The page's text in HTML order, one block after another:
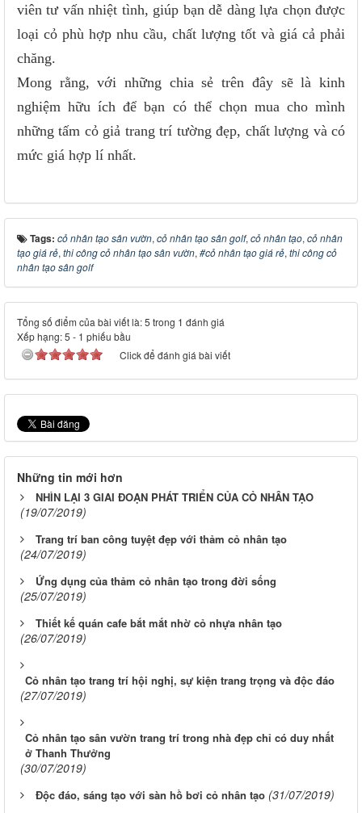
viên tư vấn nhiệt tình, giúp bạn dễ dàng lựa chọn được
loại cỏ phù hợp nhu cầu, chất lượng tốt và giá cả phải
chăng.
Mong rằng, với những chia sẻ trên đây sẽ là kinh
nghiệm hữu ích để bạn có thể chọn mua cho mình
những tấm cỏ giả trang trí tường đẹp, chất lượng và có
mức giá hợp lí nhất.
Tags: cỏ nhân tạo sân vườn, cỏ nhân tạo sân golf, cỏ nhân tạo, cỏ nhân
tạo giá rẻ, thi công cỏ nhân tạo sân vườn, #cỏ nhân tạo giá rẻ, thi công cỏ
nhân tạo sân golf
Tổng số điểm của bài viết là: 5 trong 1 đánh giá
Xếp hạng:5 - 1 phiếu bầu
Click để đánh giá bài viết
Những tin mới hơn
NHÌN LẠI 3 GIAI ĐOẠN PHÁT TRIỂN CỦA CỎ NHÂN TẠO
(19/07/2019)
Trang trí ban công tuyệt đẹp với thảm cỏ nhân tạo
(24/07/2019)
Ứng dụng của thảm cỏ nhân tạo trong đời sống
(25/07/2019)
Thiết kế quán cafe bắt mắt nhờ cỏ nhựa nhân tạo
(26/07/2019)
Cỏ nhân tạo trang trí hội nghị, sự kiện trang trọng và độc đáo
(27/07/2019)
Cỏ nhân tạo sân vườn trang trí trong nhà đẹp chỉ có duy nhất
ở Thanh Thưởng
(30/07/2019)
Độc đáo, sáng tạo với sàn hồ bơi cỏ nhân tạo (31/07/2019)